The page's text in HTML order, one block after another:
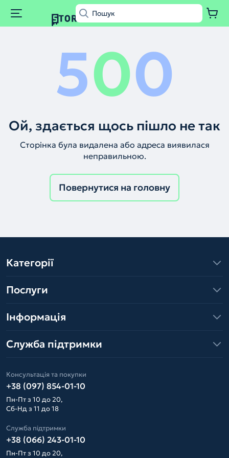
500
Ой, здається щось пішло не так
Сторінка була видалена або адреса виявилася
неправильною.
Повернутися на головну
Категорії
Послуги
Інформація
Служба підтримки
Консультація та покупки
+38 (097) 854-01-10
Пн-Пт з 10 до 20,
Сб-Нд з 11 до 18
Служба підтримки
+38 (066) 243-01-10
Пн-Пт з 10 до 20,